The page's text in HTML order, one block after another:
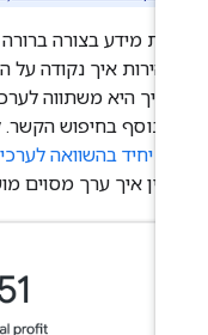
מידע בצורה ברורה
איך נקודה על
איך היא משתווה
נוסף בחיפוש הקשר.
יחיד בהשוואה לערכים
איך ערך מסוים